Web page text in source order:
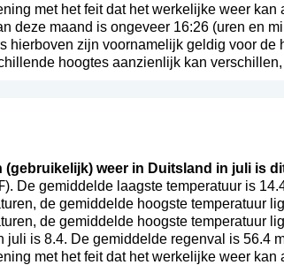
met het feit dat het werkelijke weer
deze maand is ongeveer 16:26 (uren en
hierboven zijn voornamelijk geldig voor
hoogtes aanzienlijk kan
(gebruikelijk) weer in Duitsland in juli is
De gemiddelde laagste temperatuur is
de gemiddelde hoogste temperatuur
de gemiddelde hoogste temperatuur
juli is 8.4. De gemiddelde regenval is 56.4
met het feit dat het werkelijke weer